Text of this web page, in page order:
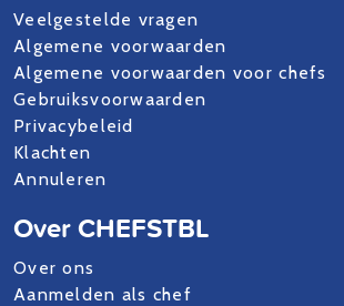
Veelgestelde vragen
Algemene voorwaarden
Algemene voorwaarden voor chefs
Gebruiksvoorwaarden
Privacybeleid
Klachten
Annuleren
Over CHEFSTBL
Over ons
Aanmelden als chef